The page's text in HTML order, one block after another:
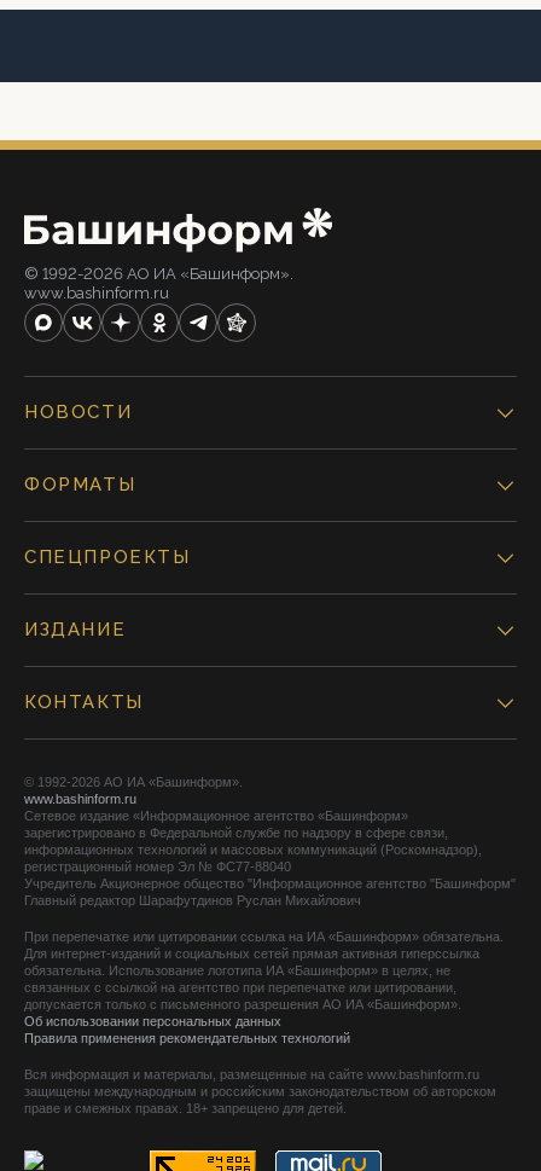
© 1992-2026 АО ИА «Башинформ».
www.bashinform.ru
НОВОСТИ
ФОРМАТЫ
СПЕЦПРОЕКТЫ
ИЗДАНИЕ
КОНТАКТЫ
© 1992-2026 АО ИА «Башинформ».
www.bashinform.ru
Сетевое издание «Информационное агентство «Башинформ»
зарегистрировано в Федеральной службе по надзору в сфере связи,
информационных технологий и массовых коммуникаций (Роскомнадзор),
регистрационный номер Эл № ФС77-88040
Учредитель Акционерное общество "Информационное агентство "Башинформ"
Главный редактор Шарафутдинов Руслан Михайлович
При перепечатке или цитировании ссылка на ИА «Башинформ» обязательна.
Для интернет-изданий и социальных сетей прямая активная гиперссылка
обязательна. Использование логотипа ИА «Башинформ» в целях, не
связанных с ссылкой на агентство при перепечатке или цитировании,
допускается только с письменного разрешения АО ИА «Башинформ».
Об использовании персональных данных
Правила применения рекомендательных технологий
Вся информация и материалы, размещенные на сайте www.bashinform.ru
защищены международным и российским законодательством об авторском
праве и смежных правах. 18+ запрещено для детей.